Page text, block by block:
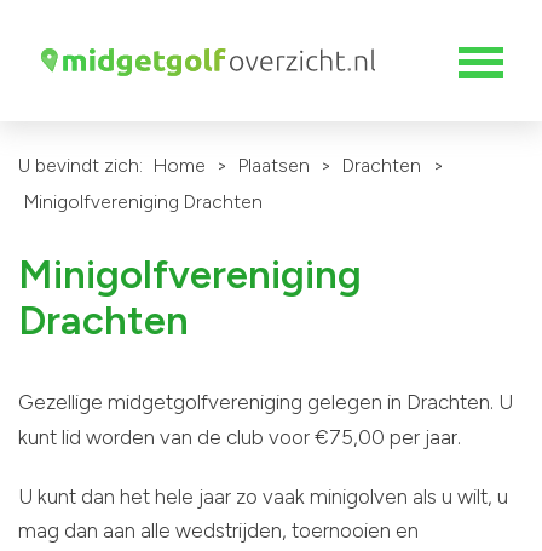
U bevindt zich: Home > Plaatsen > Drachten
>
Minigolfvereniging Drachten
Minigolfvereniging
Drachten
Gezellige midgetgolfvereniging gelegen in Drachten. U
kunt lid worden van de club voor €75,00 per jaar.
U kunt dan het hele jaar zo vaak minigolven als u wilt, u
mag dan aan alle wedstrijden, toernooien en